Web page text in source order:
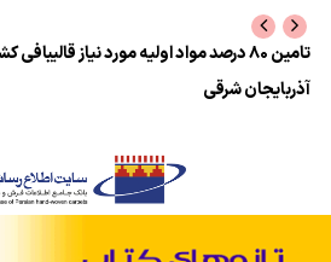
لغو مراسم روز ملی فرش!